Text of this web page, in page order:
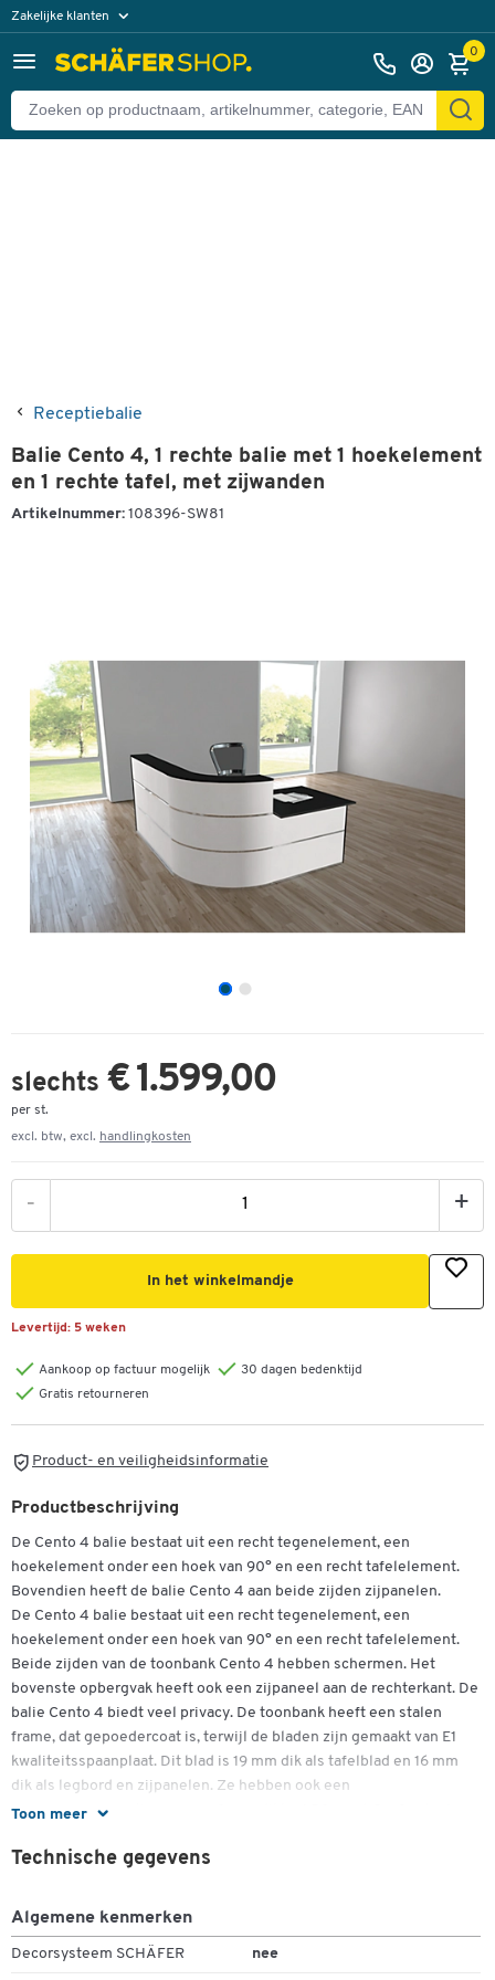
Zakelijke klanten
Particuliere klanten 0
Receptiebalie
Balie Cento 4, 1 rechte balie met 1 hoekelement
en 1 rechte tafel, met zijwanden
Artikelnummer: 108396-SW81
slechts € 1.599,00
per st.
excl. btw, excl. handlingkosten
- +
In het winkelmandje
Levertijd: 5 weken
Aankoop op factuur mogelijk
30 dagen bedenktijd
Gratis retourneren
Product- en veiligheidsinformatie
Toon meer
Productbeschrijving
De Cento 4 balie bestaat uit een recht tegenelement, een
hoekelement onder een hoek van 90° en een recht tafelelement.
Bovendien heeft de balie Cento 4 aan beide zijden zijpanelen.
De Cento 4 balie bestaat uit een recht tegenelement, een
hoekelement onder een hoek van 90° en een recht tafelelement.
Beide zijden van de toonbank Cento 4 hebben schermen. Het
bovenste opbergvak heeft ook een zijpaneel aan de rechterkant. De
balie Cento 4 biedt veel privacy. De toonbank heeft een stalen
frame, dat gepoedercoat is, terwijl de bladen zijn gemaakt van E1
kwaliteitsspaanplaat. Dit blad is 19 mm dik als tafelblad en 16 mm
dik als legbord en zijpanelen. Ze hebben ook een
melamineharscoating en een 2 mm dikke ABS-rand. De Cento 4
opslagruimte bevindt zich een volwaardige werkplek met een
kabeluitgangsdozen aan die een verborgen kabelgeleiding
mogelijk maken. De hoogwaardige materialen en de elegante
combinatie van stalen en houten elementen in een samenspel met
Technische gegevens
Algemene kenmerken
Decorsysteem SCHÄFER nee
Terug